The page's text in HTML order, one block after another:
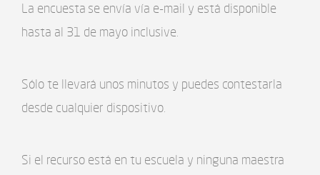
La encuesta se envía vía e-mail y está disponible
hasta al 31 de mayo inclusive.
Sólo te llevará unos minutos y puedes contestarla
desde cualquier dispositivo.
Si el recurso está en tu escuela y ninguna maestra